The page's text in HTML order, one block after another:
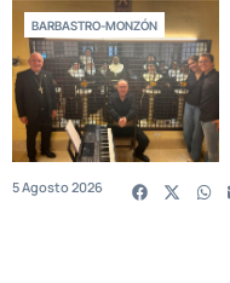
BARBASTRO-MONZÓN
5 Agosto 2026